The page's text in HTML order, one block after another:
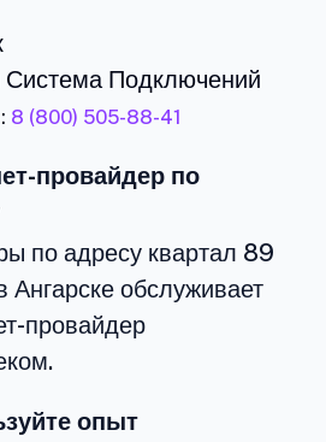
Система Подключений
8 (800) 505-88-41
провайдер по
по адресу квартал 89
Ангарске обслуживает
провайдер
опыт